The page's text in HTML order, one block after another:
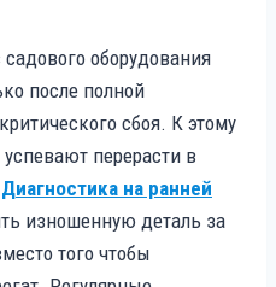
оборудования
после полной
сбоя. К этому
перерасти в
Диагностика на ранней
изношенную деталь за
того чтобы